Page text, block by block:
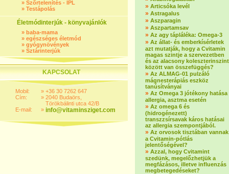
» Szőrtelenítés - IPL
» Testápolás
Életmódinterjúk - könyvajánlók
» baba-mama
» egészséges életmód
» gyógynövények
» Sztárinterjúk
KAPCSOLAT
Mobil:
Cím:
E-mail:
»
»
»
+36 30 7262 647
2040 Budaörs,
Törökbálinti utca 42/B
info@vitaminsziget.com
» Articsóka levél
» Astragalus
» Aszparagin
» Aszpartamsav
» Az agy tápláléka: Omega-3
» Az állat- és emberkísérletek
azt mutatják, hogy a Cvitamin
magas szintje a szervezetben
és az alacsony koleszterinszint
között van összefüggés?
» Az ALMAG-01 pulzáló
mágnesterápiás eszköz
tanúsítványai
» Az Omega 3 jótékony hatása
allergia, asztma esetén
» Az omega 6 és
(hidrogénezett)
transzzsírsavak káros hatásai
az allergia szempontjából.
» Az orvosok tisztában vannak
a Cvitamin-pótlás
jelentőségével?
» Azzal, hogy Cvitamint
szedünk, megelőzhetjük a
megfázásos, illetve influenzás
megbetegedéseket?